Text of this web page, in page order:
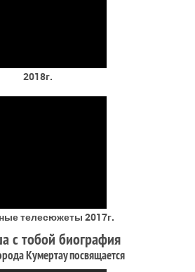
2018г.
телесюжеты 2017г.
с тобой биография
Кумертау посвящается